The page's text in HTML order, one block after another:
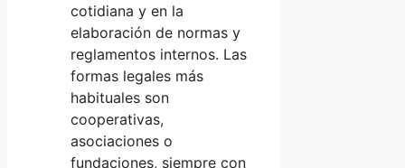
cotidiana y en la
elaboración de normas y
reglamentos internos. Las
formas legales más
habituales son
cooperativas,
asociaciones o
fundaciones, siempre con